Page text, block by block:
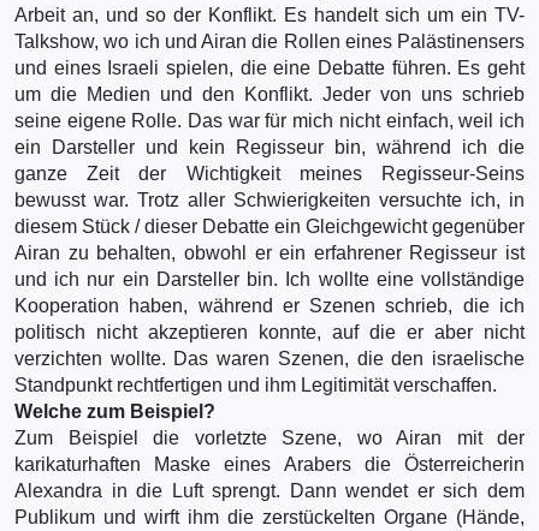
Arbeit an, und so der Konflikt. Es handelt sich um ein TV-
Talkshow, wo ich und Airan die Rollen eines Palästinensers
und eines Israeli spielen, die eine Debatte führen. Es geht
um die Medien und den Konflikt. Jeder von uns schrieb
seine eigene Rolle. Das war für mich nicht einfach, weil ich
ein Darsteller und kein Regisseur bin, während ich die
ganze Zeit der Wichtigkeit meines Regisseur-Seins
bewusst war. Trotz aller Schwierigkeiten versuchte ich, in
diesem Stück / dieser Debatte ein Gleichgewicht gegenüber
Airan zu behalten, obwohl er ein erfahrener Regisseur ist
und ich nur ein Darsteller bin. Ich wollte eine vollständige
Kooperation haben, während er Szenen schrieb, die ich
politisch nicht akzeptieren konnte, auf die er aber nicht
verzichten wollte. Das waren Szenen, die den israelische
Standpunkt rechtfertigen und ihm Legitimität verschaffen.
Welche zum Beispiel?
Zum Beispiel die vorletzte Szene, wo Airan mit der
karikaturhaften Maske eines Arabers die Österreicherin
Alexandra in die Luft sprengt. Dann wendet er sich dem
Publikum und wirft ihm die zerstückelten Organe (Hände,